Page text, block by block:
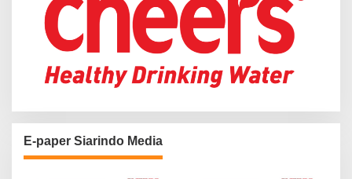
E-paper Siarindo Media